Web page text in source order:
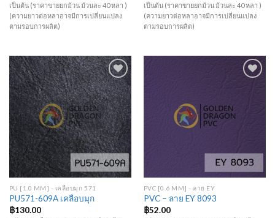
เป็นต้น (ราคาขายยกม้วน ม้วนละ 40 หลา )
(ความยาวต่อหลาอาจมีการเปลี่ยนแปลง
ตามรอบการผลิต)
เป็นต้น (ราคาขายยกม้วน ม้วนละ 40 หลา )
(ความยาวต่อหลาอาจมีการเปลี่ยนแปลง
ตามรอบการผลิต)
Add to
Wishlist
PU [1.0 MM] - เคลือบมุก 571
PU571-609A เคลือบมุก
฿130.00
PVC [0.6 MM] - ลาย EY
PVC – ลาย EY 8093
฿52.00